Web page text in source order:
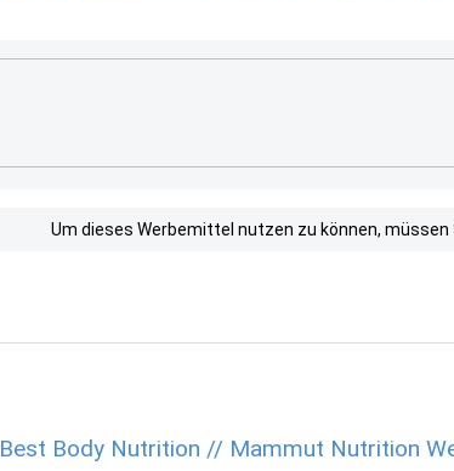
Um dieses Werbemittel nutzen zu können, müssen
Best Body Nutrition // Mammut Nutrition